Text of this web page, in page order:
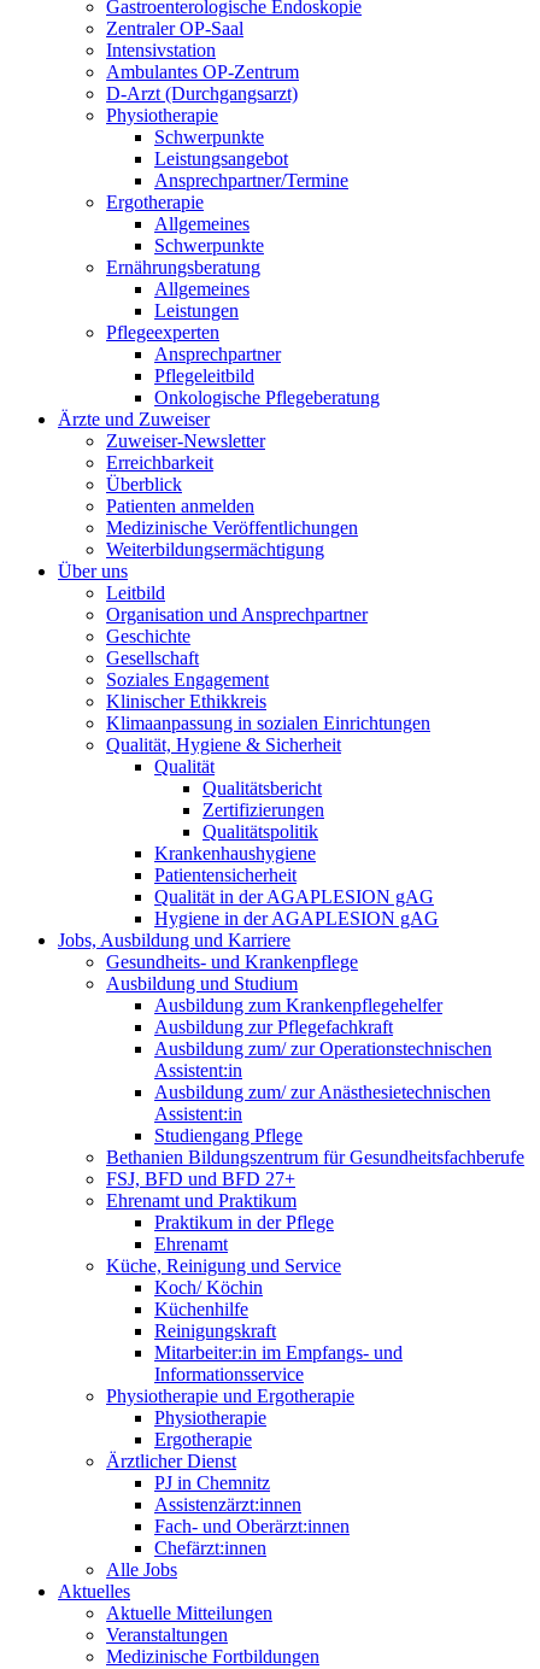
Gastroenterologische Endoskopie
Zentraler OP-Saal
Intensivstation
Ambulantes OP-Zentrum
D-Arzt (Durchgangsarzt)
Physiotherapie
Schwerpunkte
Leistungsangebot
Ansprechpartner/Termine
Ergotherapie
Allgemeines
Schwerpunkte
Ernährungsberatung
Allgemeines
Leistungen
Pflegeexperten
Ansprechpartner
Pflegeleitbild
Onkologische Pflegeberatung
Ärzte und Zuweiser
Zuweiser-Newsletter
Erreichbarkeit
Überblick
Patienten anmelden
Medizinische Veröffentlichungen
Weiterbildungsermächtigung
Über uns
Leitbild
Organisation und Ansprechpartner
Geschichte
Gesellschaft
Soziales Engagement
Klinischer Ethikkreis
Klimaanpassung in sozialen Einrichtungen
Qualität, Hygiene & Sicherheit
Qualität
Qualitätsbericht
Zertifizierungen
Qualitätspolitik
Krankenhaushygiene
Patientensicherheit
Qualität in der AGAPLESION gAG
Hygiene in der AGAPLESION gAG
Jobs, Ausbildung und Karriere
Gesundheits- und Krankenpflege
Ausbildung und Studium
Ausbildung zum Krankenpflegehelfer
Ausbildung zur Pflegefachkraft
Ausbildung zum/ zur Operationstechnischen
Assistent:in
Ausbildung zum/ zur Anästhesietechnischen
Assistent:in
Studiengang Pflege
Bethanien Bildungszentrum für Gesundheitsfachberufe
FSJ, BFD und BFD 27+
Ehrenamt und Praktikum
Praktikum in der Pflege
Ehrenamt
Küche, Reinigung und Service
Koch/ Köchin
Küchenhilfe
Reinigungskraft
Mitarbeiter:in im Empfangs- und
Informationsservice
Physiotherapie und Ergotherapie
Physiotherapie
Ergotherapie
Ärztlicher Dienst
PJ in Chemnitz
Assistenzärzt:innen
Fach- und Oberärzt:innen
Chefärzt:innen
Alle Jobs
Aktuelles
Aktuelle Mitteilungen
Veranstaltungen
Medizinische Fortbildungen